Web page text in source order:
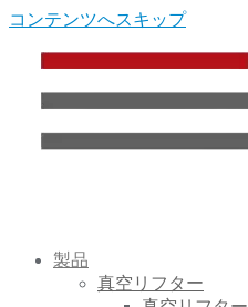
コンテンツへスキップ
製品
真空リフター